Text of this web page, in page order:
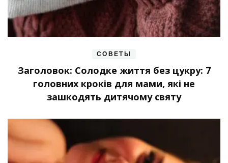
СОВЕТЫ
Заголовок: Солодке життя без цукру: 7
головних кроків для мами, які не
зашкодять дитячому святу